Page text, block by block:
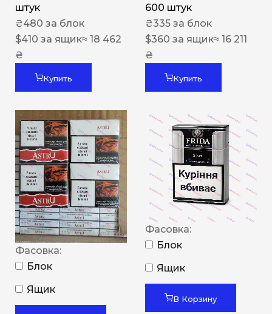
штук
₴480 за блок
$410 за ящик≈ 18 462
₴
Купить
600 штук
₴335 за блок
$360 за ящик≈ 16 211
₴
Купить
Фасовка:
Блок
Ящик
Фасовка:
Блок
Ящик
В Корзину